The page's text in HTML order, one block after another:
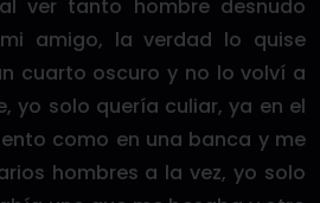
ver tanto hombre desnudo
amigo, la verdad lo quise
cuarto oscuro y no lo volví a
yo solo quería culiar, ya en el
como en una banca y me
hombres a la vez, yo solo